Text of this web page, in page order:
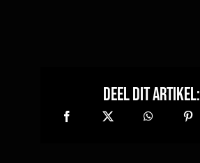
Deel dit artikel: